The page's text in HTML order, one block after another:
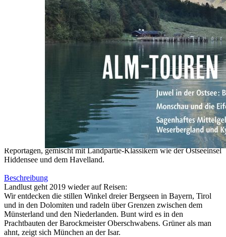
Zum Anfang der Bildergalerie springen
011573
Landlust - Sonderheft Auf
Zur Wunschliste hinzufügen
Das Landlust Sonderheft bietet mehr als 120 Seiten neue
Reportagen, gemischt mit Landpartie-Klassikern wie der Ostseeinsel
Hiddensee und dem Havelland.
Beschreibung
Landlust geht 2019 wieder auf Reisen:
Wir entdecken die stillen Winkel dreier Bergseen in Bayern, Tirol
und in den Dolomiten und radeln über Grenzen zwischen dem
Münsterland und den Niederlanden. Bunt wird es in den
Prachtbauten der Barockmeister Oberschwabens. Grüner als man
ahnt, zeigt sich München an der Isar.